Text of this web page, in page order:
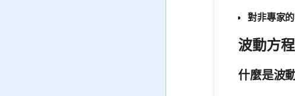
對非專家
波動方
什麼是波